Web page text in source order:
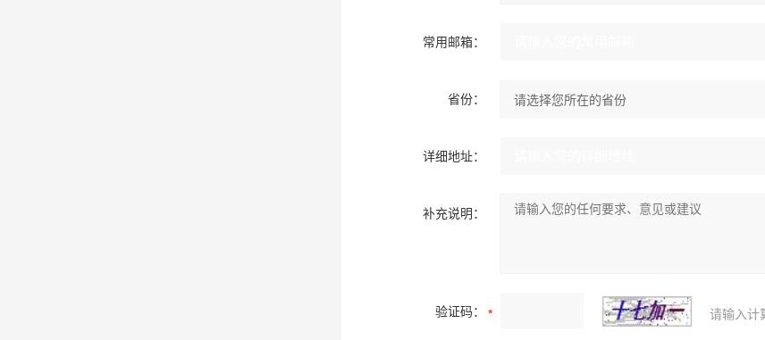
常用邮箱：
省份：
详细地址：
补充说明：
验证码： 请输入计